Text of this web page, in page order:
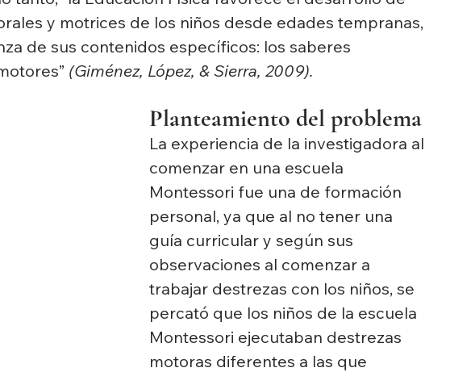
y motrices de los niños desde edades tempranas,
de sus contenidos específicos: los saberes
(Giménez, López, & Sierra, 2009).
Planteamiento del problema
La experiencia de la investigadora al
comenzar en una escuela
Montessori fue una de formación
personal, ya que al no tener una
guía curricular y según sus
observaciones al comenzar a
trabajar destrezas con los niños, se
percató que los niños de la escuela
Montessori ejecutaban destrezas
motoras diferentes a las que